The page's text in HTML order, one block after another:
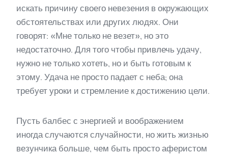
искать причину своего невезения в окружающих
обстоятельствах или других людях. Они
говорят: «Мне только не везет», но это
недостаточно. Для того чтобы привлечь удачу,
нужно не только хотеть, но и быть готовым к
этому. Удача не просто падает с неба; она
требует уроки и стремление к достижению цели.
Пусть балбес с энергией и воображением
иногда случаются случайности, но жить жизнью
везунчика больше, чем быть просто аферистом